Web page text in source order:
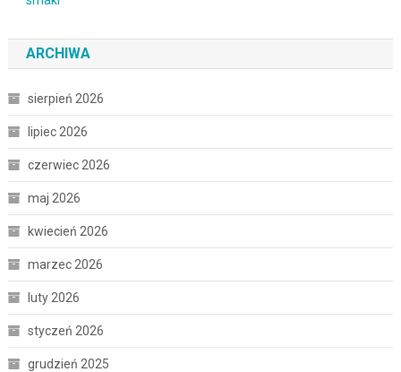
ARCHIWA
sierpień 2026
lipiec 2026
czerwiec 2026
maj 2026
kwiecień 2026
marzec 2026
luty 2026
styczeń 2026
grudzień 2025